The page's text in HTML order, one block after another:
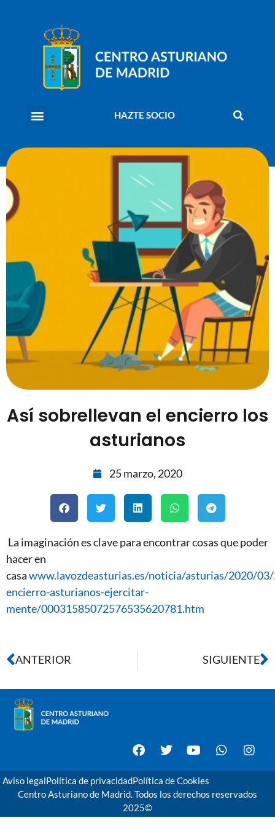
HAZTE SOCIO
Así sobrellevan el encierro los
asturianos
25 marzo, 2020
La imaginación es clave para encontrar cosas que poder
hacer en
casawww.lavozdeasturias.es/noticia/asturias/2020/
encierro-asturianos-ejercitar-
mente/00031585072576535620781.htm
ANTERIOR SIGUIENTE
Aviso legalPolítica de privacidadPolítica de Cookies
Centro Asturiano de Madrid. Todos los derechos reservados
2025©